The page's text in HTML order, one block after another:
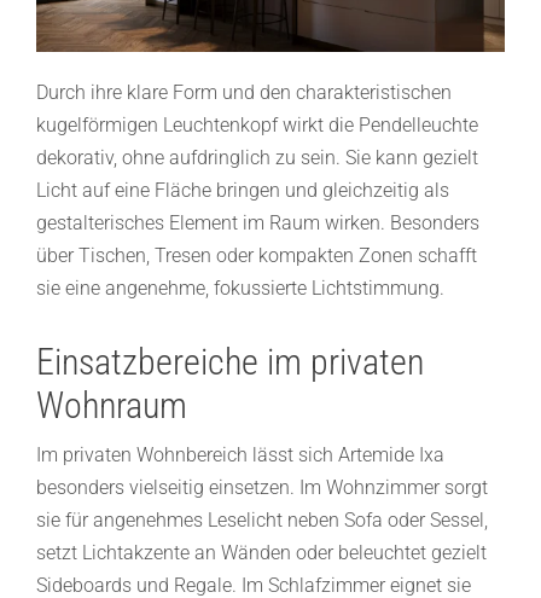
Durch ihre klare Form und den charakteristischen
kugelförmigen Leuchtenkopf wirkt die Pendelleuchte
dekorativ, ohne aufdringlich zu sein. Sie kann gezielt
Licht auf eine Fläche bringen und gleichzeitig als
gestalterisches Element im Raum wirken. Besonders
über Tischen, Tresen oder kompakten Zonen schafft
sie eine angenehme, fokussierte Lichtstimmung.
Einsatzbereiche im privaten
Wohnraum
Im privaten Wohnbereich lässt sich Artemide Ixa
besonders vielseitig einsetzen. Im Wohnzimmer sorgt
sie für angenehmes Leselicht neben Sofa oder Sessel,
setzt Lichtakzente an Wänden oder beleuchtet gezielt
Sideboards und Regale. Im Schlafzimmer eignet sie